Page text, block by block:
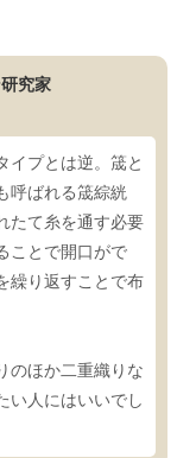
究家
イプとは逆。筬と
呼ばれる筬綜絖
たて糸を通す必要
ことで開口がで
繰り返すことで布
のほか二重織りな
い人にはいいでし